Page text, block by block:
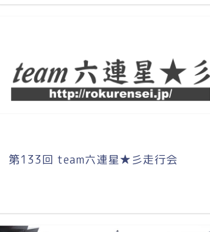
第133回 team六連星★彡走行会